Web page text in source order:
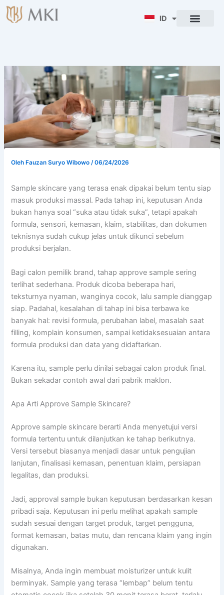
Lewati
ke
ID
ENG
Oleh Fauzan Suryo Wibowo/06/24/2026
Sample skincare yang terasa enak dipakai belum tentu siap
masuk produksi massal. Pada tahap ini, keputusan Anda
bukan hanya soal “suka atau tidak suka”, tetapi apakah
formula, sensori, kemasan, klaim, stabilitas, dan dokumen
teknisnya sudah cukup jelas untuk dikunci sebelum
produksi berjalan.
Bagi calon pemilik brand, tahap approve sample sering
terlihat sederhana. Produk dicoba beberapa hari,
teksturnya nyaman, wanginya cocok, lalu sample dianggap
siap. Padahal, kesalahan di tahap ini bisa terbawa ke
banyak hal: revisi formula, perubahan label, masalah saat
filling, komplain konsumen, sampai ketidaksesuaian antara
formula produksi dan data yang didaftarkan.
Karena itu, sample perlu dinilai sebagai calon produk final.
Bukan sekadar contoh awal dari pabrik maklon.
Apa Arti Approve Sample Skincare?
Approve sample skincare berarti Anda menyetujui versi
formula tertentu untuk dilanjutkan ke tahap berikutnya.
Versi tersebut biasanya menjadi dasar untuk pengujian
lanjutan, finalisasi kemasan, penentuan klaim, persiapan
legalitas, dan produksi.
Jadi, approval sample bukan keputusan berdasarkan kesan
pribadi saja. Keputusan ini perlu melihat apakah sample
sudah sesuai dengan target produk, target pengguna,
format kemasan, batas mutu, dan rencana klaim yang ingin
digunakan.
Misalnya, Anda ingin membuat moisturizer untuk kulit
berminyak. Sample yang terasa “lembap” belum tentu